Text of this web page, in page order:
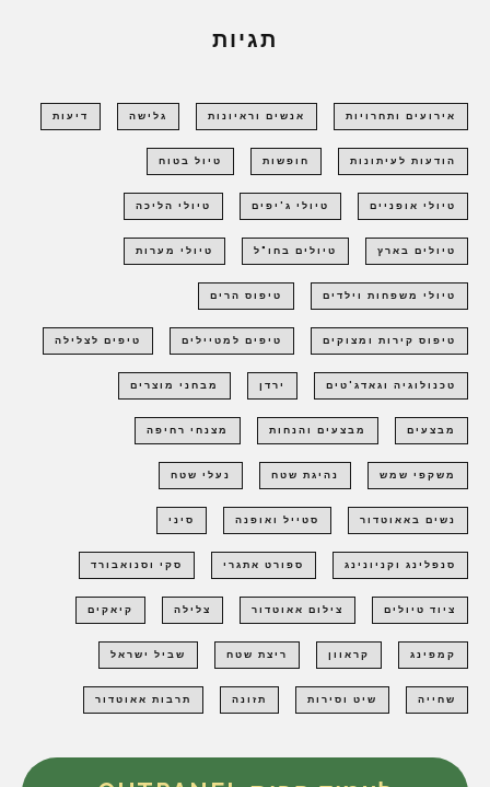
תגיות
אירועים ותחרויות אנשים וראיונות גלישה דיעות
הודעות לעיתונות חופשות טיול בטוח
טיולי אופניים טיולי ג'יפים טיולי הליכה
טיולים בארץ טיולים בחו"ל טיולי מערות
טיולי משפחות וילדים טיפוס הרים
טיפוס קירות ומצוקים טיפים למטיילים טיפים לצלילה
טכנולוגיה וגאדג'טים ירדן מבחני מוצרים
מבצעים מבצעים והנחות מצנחי רחיפה
משקפי שמש נהיגת שטח נעלי שטח
נשים באאוטדור סטייל ואופנה סיני
סנפלינג וקניונינג ספורט אתגרי סקי וסנואבורד
ציוד טיולים צילום אאוטדור צלילה קיאקים
קמפינג קראוון ריצת שטח שביל ישראל
שחייה שיט וסירות תזונה תרבות אאוטדור